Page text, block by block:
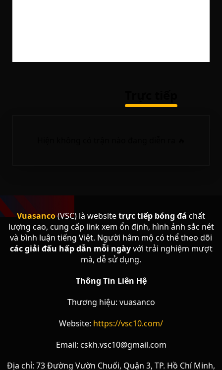
Vuasanco(VSC) là websitetrực tiếp bóng đá chất
lượng cao, cung cấp link xem ổn định, hình ảnh sắc nét
và bình luận tiếng Việt. Người hâm mộ có thể theo dõi
các giải đấu hấp dẫn mỗi ngàyvới trải nghiệm mượt
mà, dễ sử dụng.
Thông Tin Liên Hệ
Thương hiệu: vuasanco
Website: https://vsc10.com/
Email: cskh.vsc10@gmail.com
Địa chỉ: 73 Đường Vườn Chuối, Quận 3, TP. Hồ Chí Minh,